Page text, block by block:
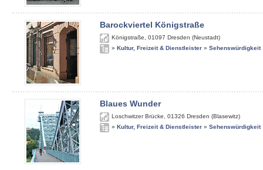
Barockviertel Königstraße
Königstraße 01097 Dresden (Neustadt)
» Kultur, Freizeit & Dienstleister » Sehenswürdigkeit
Blaues Wunder
Loschwitzer Brücke 01326 Dresden (Blasewitz)
» Kultur, Freizeit & Dienstleister » Sehenswürdigkeit